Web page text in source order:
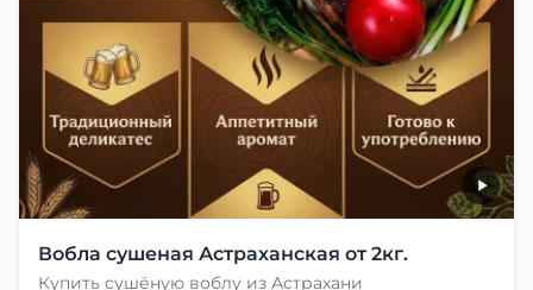
Вобла сушеная Астраханская от 2кг.
Купить сушёную воблу из Астрахани